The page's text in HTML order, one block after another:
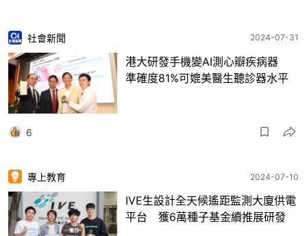
社會新聞 2024-07-31
港大研發手機變AI測心瓣疾病器
準確度81%可媲美醫生聽診器水平
6
專上教育 2024-07-10
IVE生設計全天候遙距監測大廈供電
平台 獲6萬種子基金續推展研發